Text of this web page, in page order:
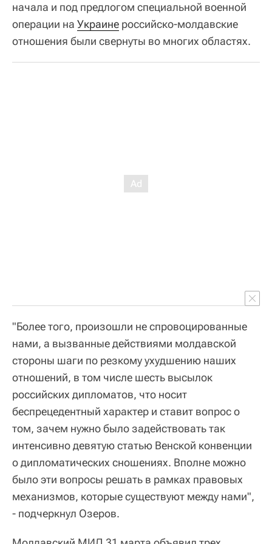
начала и под предлогом специальной военной
операции на Украине российско-молдавские
отношения были свернуты во многих областях.
"Более того, произошли не спровоцированные
нами, а вызванные действиями молдавской
стороны шаги по резкому ухудшению наших
отношений, в том числе шесть высылок
российских дипломатов, что носит
беспрецедентный характер и ставит вопрос о
том, зачем нужно было задействовать так
интенсивно девятую статью Венской конвенции
о дипломатических сношениях. Вполне можно
было эти вопросы решать в рамках правовых
механизмов, которые существуют между нами",
- подчеркнул Озеров.